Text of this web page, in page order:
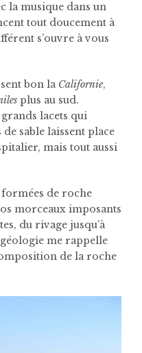
la musique dans un
tout doucement à
s’ouvre à vous
bon la Californie,
plus au sud.
lacets qui
sable laissent place
mais tout aussi
formées de roche
morceaux imposants
du rivage jusqu’à
me rappelle
de la roche